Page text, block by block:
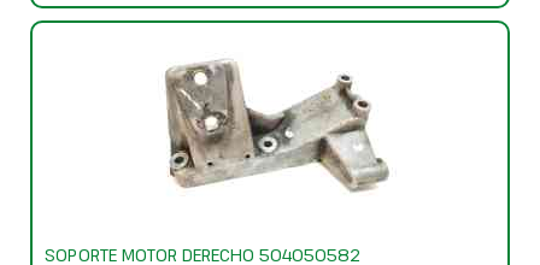
SOPORTE MOTOR DERECHO 504050582